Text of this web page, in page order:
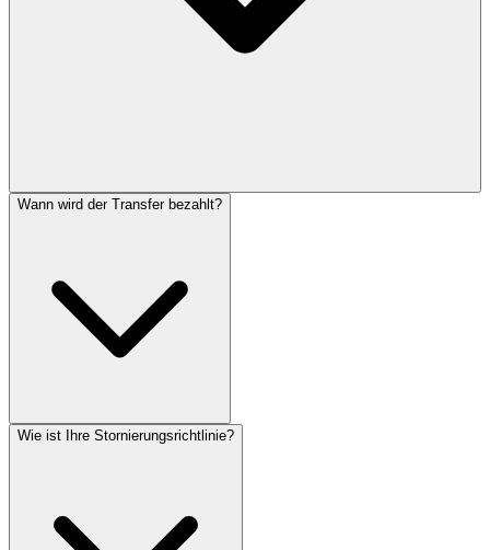
Wann wird der Transfer bezahlt?
Wie ist Ihre Stornierungsrichtlinie?